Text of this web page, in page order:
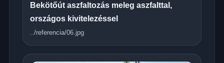
Bekötőút aszfaltozás meleg aszfalttal,
országos kivitelezéssel
../referencia/06.jpg